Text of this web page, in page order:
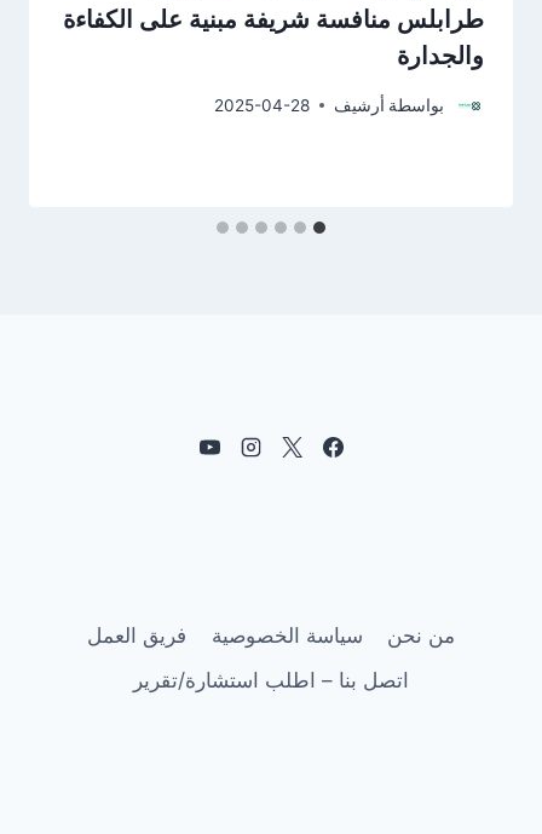
طرابلس منافسة شريفة مبنية على الكفاءة
والجدارة
بواسطة أرشيف 2025-04-28
من نحن سياسة الخصوصية
فريق العمل
اتصل بنا – اطلب استشارة/تقرير